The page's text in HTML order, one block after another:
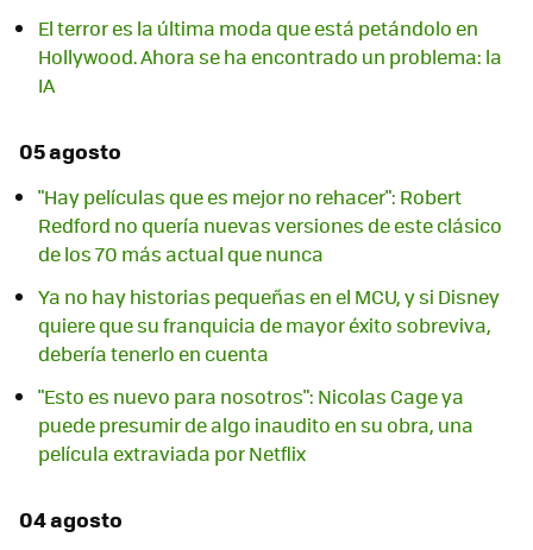
El terror es la última moda que está petándolo en
Hollywood. Ahora se ha encontrado un problema: la
IA
05 agosto
"Hay películas que es mejor no rehacer": Robert
Redford no quería nuevas versiones de este clásico
de los 70 más actual que nunca
Ya no hay historias pequeñas en el MCU, y si Disney
quiere que su franquicia de mayor éxito sobreviva,
debería tenerlo en cuenta
"Esto es nuevo para nosotros": Nicolas Cage ya
puede presumir de algo inaudito en su obra, una
película extraviada por Netflix
04 agosto